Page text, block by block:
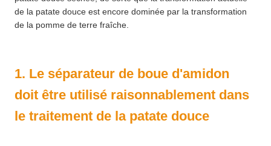
de la patate douce est encore dominée par la transformation
de la pomme de terre fraîche.
1. Le séparateur de boue d'amidon
doit être utilisé raisonnablement dans
le traitement de la patate douce